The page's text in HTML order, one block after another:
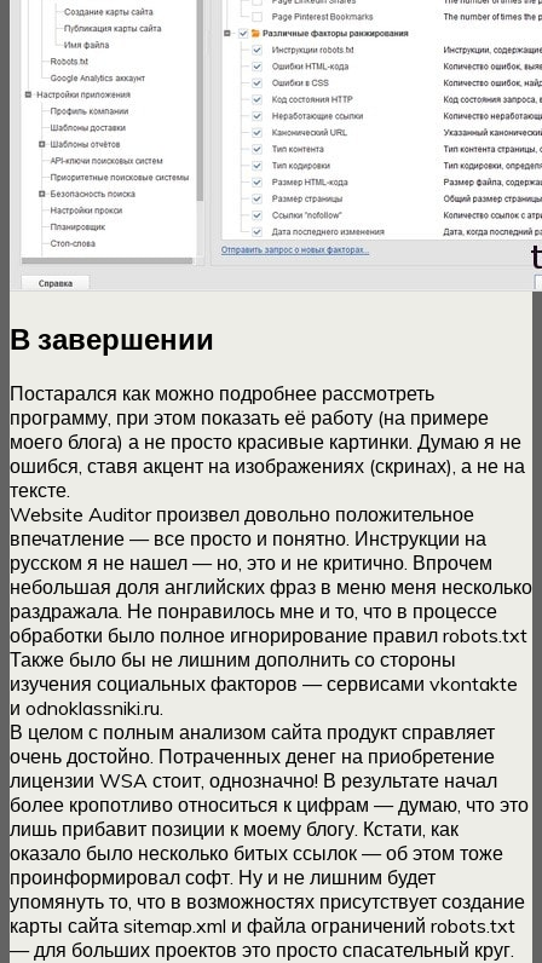
В завершении
Постарался как можно подробнее рассмотреть
программу, при этом показать её работу (на примере
моего блога) а не просто красивые картинки. Думаю я не
ошибся, ставя акцент на изображениях (скринах), а не на
тексте.
Website Auditor произвел довольно положительное
впечатление — все просто и понятно. Инструкции на
русском я не нашел — но, это и не критично. Впрочем
небольшая доля английских фраз в меню меня несколько
раздражала. Не понравилось мне и то, что в процессе
обработки было полное игнорирование правил robots.txt
Также было бы не лишним дополнить со стороны
изучения социальных факторов — сервисами vkontakte
и odnoklassniki.ru.
В целом с полным анализом сайта продукт справляет
очень достойно. Потраченных денег на приобретение
лицензии WSA стоит, однозначно! В результате начал
более кропотливо относиться к цифрам — думаю, что это
лишь прибавит позиции к моему блогу. Кстати, как
оказало было несколько битых ссылок — об этом тоже
проинформировал софт. Ну и не лишним будет
упомянуть то, что в возможностях присутствует создание
карты сайта sitemap.xml и файла ограничений robots.txt
— для больших проектов это просто спасательный круг.